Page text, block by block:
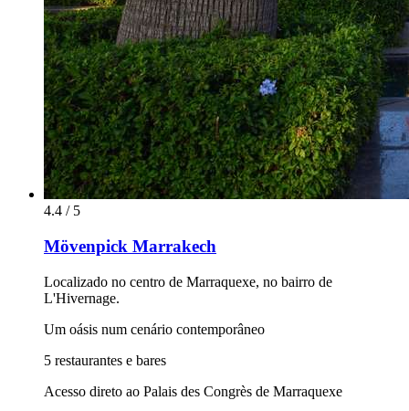
4.4 / 5
Mövenpick Marrakech
Localizado no centro de Marraquexe, no bairro de
L'Hivernage.
Um oásis num cenário contemporâneo
5 restaurantes e bares
Acesso direto ao Palais des Congrès de Marraquexe